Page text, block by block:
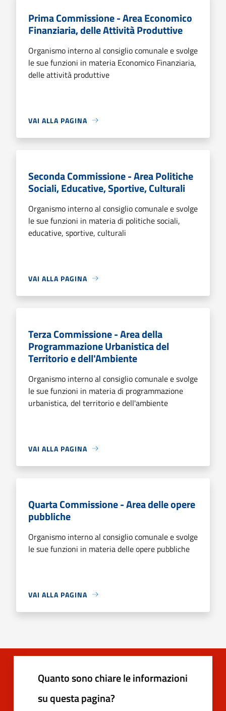
Prima Commissione - Area Economico
Finanziaria, delle Attività Produttive
Organismo interno al consiglio comunale e svolge
le sue funzioni in materia Economico Finanziaria,
delle attività produttive
VAI ALLA PAGINA
Seconda Commissione - Area Politiche
Sociali, Educative, Sportive, Culturali
Organismo interno al consiglio comunale e svolge
le sue funzioni in materia di politiche sociali,
educative, sportive, culturali
VAI ALLA PAGINA
Terza Commissione - Area della
Programmazione Urbanistica del
Territorio e dell'Ambiente
Organismo interno al consiglio comunale e svolge
le sue funzioni in materia di programmazione
urbanistica, del territorio e dell'ambiente
VAI ALLA PAGINA
Quarta Commissione - Area delle opere
pubbliche
Organismo interno al consiglio comunale e svolge
le sue funzioni in materia delle opere pubbliche
VAI ALLA PAGINA
Quanto sono chiare le informazioni
su questa pagina?